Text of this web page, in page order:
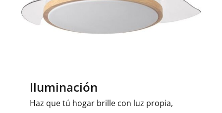
Iluminación
Haz que tú hogar brille con luz propia,